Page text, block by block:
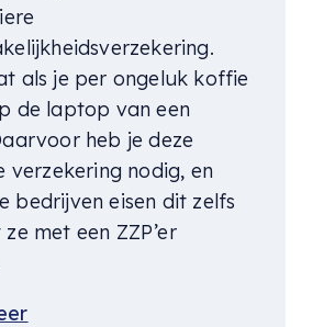
als je per ongeluk koffie
de laptop van een
heb je deze
verzekering nodig, en
bedrijven eisen dit zelfs
met een ZZP’er